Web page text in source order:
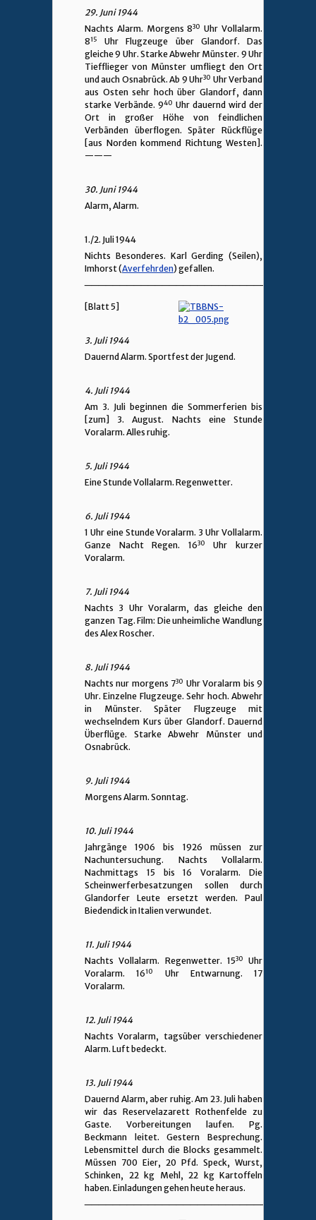
29. Juni 1944
Nachts Alarm. Morgens 830 Uhr Vollalarm.
815
Uhr Flugzeuge über Glandorf. Das
gleiche 9 Uhr. Starke Abwehr Münster. 9 Uhr
Tiefflieger von Münster umfliegt den Ort
und auch Osnabrück. Ab 9 Uhr30 Uhr Verband
aus Osten sehr hoch über Glandorf, dann
starke Verbände. 940 Uhr dauernd wird der
Ort in großer Höhe von feindlichen
Verbänden überflogen. Später Rückflüge
[aus Norden kommend Richtung Westen].
———
30. Juni 1944
Alarm, Alarm.
1./2. Juli 1944
Nichts Besonderes. Karl Gerding (Seilen),
Imhorst (Averfehrden) gefallen.
[Blatt 5]
3. Juli 1944
Dauernd Alarm. Sportfest der Jugend.
4. Juli 1944
Am 3. Juli beginnen die Sommerferien bis
[zum] 3. August. Nachts eine Stunde
Voralarm. Alles ruhig.
5. Juli 1944
Eine Stunde Vollalarm. Regenwetter.
6. Juli 1944
1 Uhr eine Stunde Voralarm. 3 Uhr Vollalarm.
Ganze Nacht Regen. 1630
Uhr kurzer
Voralarm.
7. Juli 1944
Nachts 3 Uhr Voralarm, das gleiche den
ganzen Tag. Film: Die unheimliche Wandlung
des Alex Roscher.
8. Juli 1944
Nachts nur morgens 730 Uhr Voralarm bis 9
Uhr. Einzelne Flugzeuge. Sehr hoch. Abwehr
in Münster. Später Flugzeuge mit
wechselndem Kurs über Glandorf. Dauernd
Überflüge. Starke Abwehr Münster und
Osnabrück.
9. Juli 1944
Morgens Alarm. Sonntag.
10. Juli 1944
Jahrgänge 1906 bis 1926 müssen zur
Nachuntersuchung. Nachts Vollalarm.
Nachmittags 15 bis 16 Voralarm. Die
Scheinwerferbesatzungen sollen durch
Glandorfer Leute ersetzt werden. Paul
Biedendick in Italien verwundet.
11. Juli 1944
Nachts Vollalarm. Regenwetter. 1530
Uhr
Voralarm. 1610
Uhr Entwarnung. 17
Voralarm.
12. Juli 1944
Nachts Voralarm, tagsüber verschiedener
Alarm. Luft bedeckt.
13. Juli 1944
Dauernd Alarm, aber ruhig. Am 23. Juli haben
wir das Reservelazarett Rothenfelde zu
Gaste. Vorbereitungen laufen. Pg.
Beckmann leitet. Gestern Besprechung.
Lebensmittel durch die Blocks gesammelt.
Müssen 700 Eier, 20 Pfd. Speck, Wurst,
Schinken, 22 kg Mehl, 22 kg Kartoffeln
haben. Einladungen gehen heute heraus.